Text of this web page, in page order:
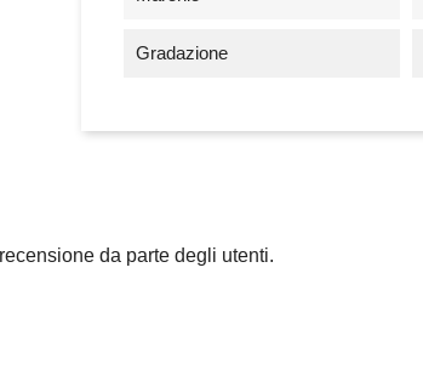
Gradazione
da parte degli utenti.